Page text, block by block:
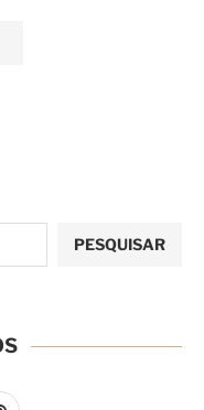
PESQUISAR